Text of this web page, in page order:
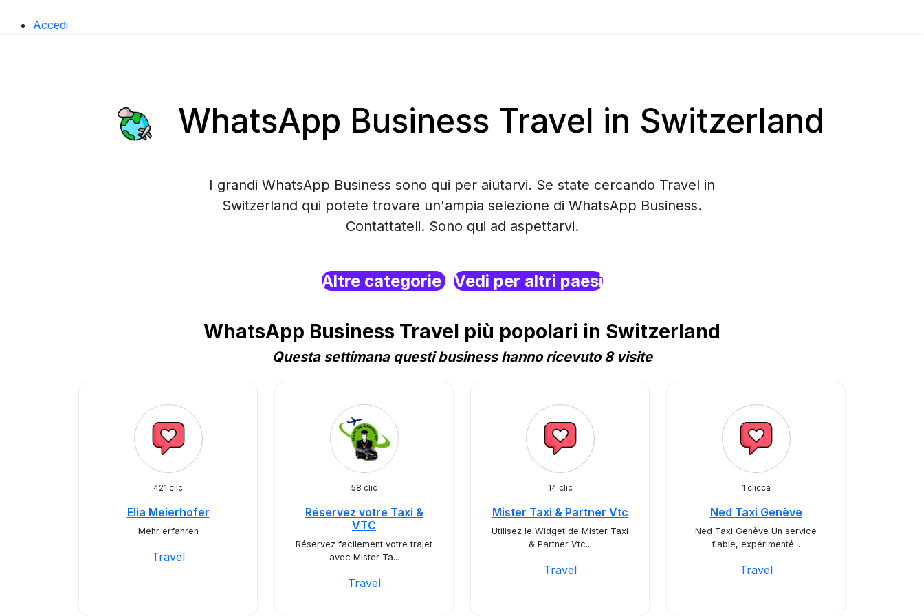
Accedi
WhatsApp Business Travel in Switzerland
I grandi WhatsApp Business sono qui per aiutarvi. Se state cercando Travel in
Switzerland qui potete trovare un'ampia selezione di WhatsApp Business.
Contattateli. Sono qui ad aspettarvi.
Altre categorie Vedi per altri paesi
WhatsApp Business Travel più popolari in Switzerland
Questa settimana questi business hanno ricevuto 8 visite
421 clic
Elia Meierhofer
Mehr erfahren
Travel
58 clic
Réservez votre Taxi &
VTC
Réservez facilement votre trajet
avec Mister Ta...
Travel
14 clic
Mister Taxi & Partner Vtc
Utilisez le Widget de Mister Taxi
& Partner Vtc...
Travel
1 clicca
Ned Taxi Genève
Ned Taxi Genève Un service
fiable, expérimenté...
Travel